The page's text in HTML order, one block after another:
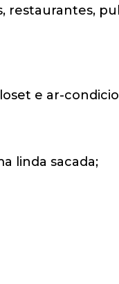
restaurantes,
e ar-
linda sacada;